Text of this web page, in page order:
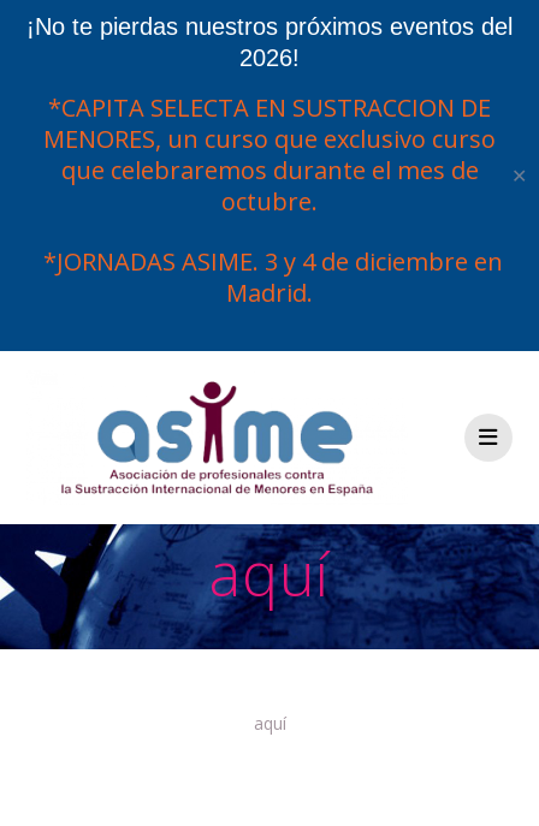
¡No te pierdas nuestros próximos eventos del
2026!
*CAPITA SELECTA EN SUSTRACCION DE
MENORES, un curso que exclusivo curso
que celebraremos durante el mes de
octubre.
*JORNADAS ASIME. 3 y 4 de diciembre en
Madrid.
✕
contenido
aquí
aquí